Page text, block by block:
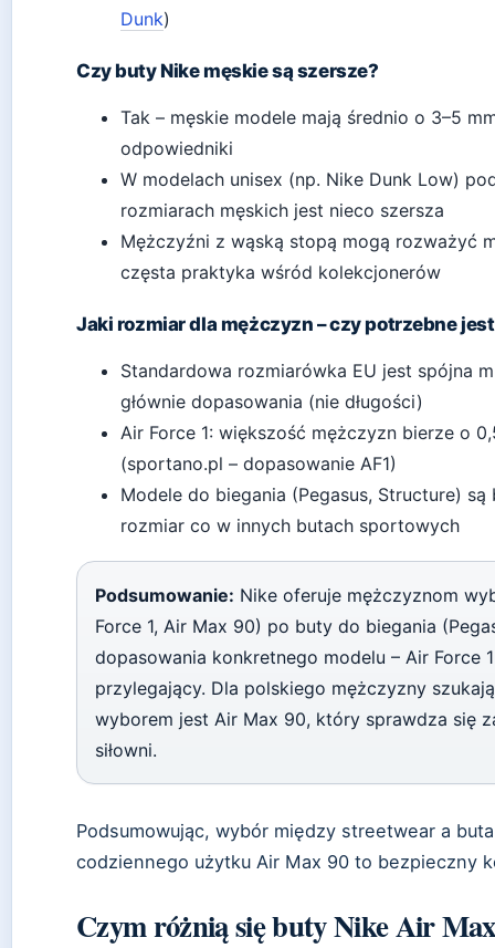
Dunk)
Czy buty Nike męskie są szersze?
Tak – męskie modele mają średnio o 3–5
odpowiedniki
W modelach unisex (np. Nike Dunk Low)
rozmiarach męskich jest nieco szersza
Mężczyźni z wąską stopą mogą rozważyć
częsta praktyka wśród kolekcjonerów
Jaki rozmiar dla mężczyzn – czy potrzebne
Standardowa rozmiarówka EU jest spójna
głównie dopasowania (nie długości)
Air Force 1: większość mężczyzn bierze o
(sportano.pl – dopasowanie AF1)
Modele do biegania (Pegasus, Structure)
rozmiar co w innych butach sportowych
Podsumowanie: Nike oferuje mężczyznom
Force 1, Air Max 90) po buty do biegania
dopasowania konkretnego modelu – Air Force
przylegający. Dla polskiego mężczyzny
wyborem jest Air Max 90, który sprawdza się
siłowni.
Podsumowując, wybór między streetwear a
codziennego użytku Air Max 90 to bezpieczny
Czym różnią się buty Nike Air